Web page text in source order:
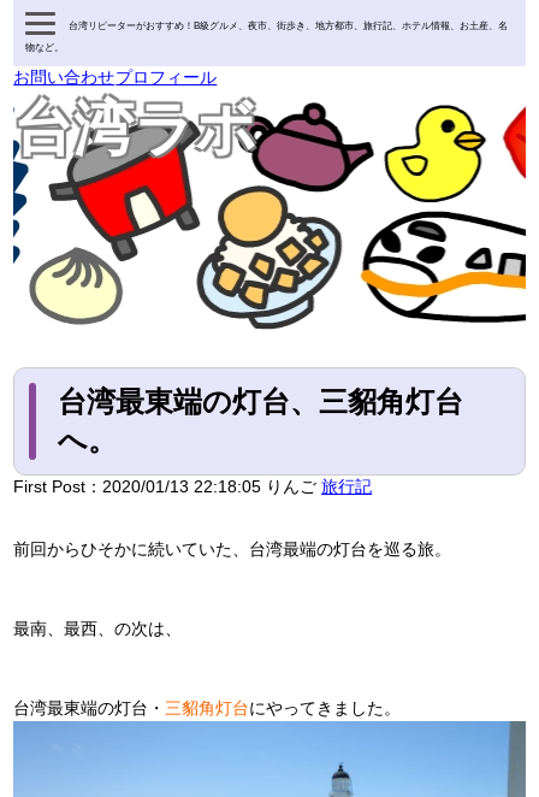
台湾リピーターがおすすめ！B級グルメ、夜市、街歩き、地方都市、旅行記、ホテル情報、お土産、名
物など。
お問い合わせプロフィール
台湾ラボ
台湾最東端の灯台、三貂角灯台
へ。
First Post： 2020/01/13 22:18:05 りんご 旅行記
前回からひそかに続いていた、台湾最端の灯台を巡る旅。
最南、最西、の次は、
台湾最東端の灯台・ 三貂角灯台にやってきました。